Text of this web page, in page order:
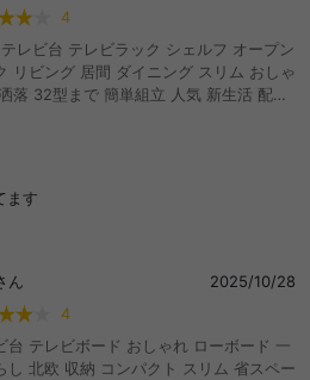
4
レビ台 テレビラック シェルフ オープン
リビング 居間 ダイニング スリム おしゃ
落 32型まで 簡単組立 人気 新生活 配線
ます
ん
2025/10/28
4
台 テレビボード おしゃれ ローボード 一
し 北欧 収納 コンパクト スリム 省スペー